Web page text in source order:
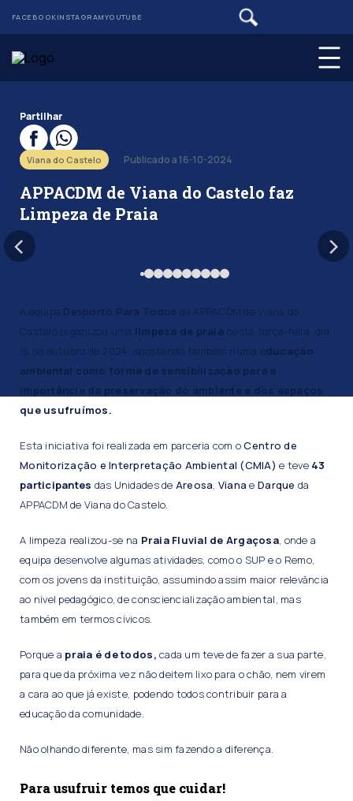
FACEBOOKINSTAGRAMYOUTUBE
Partilhar
Viana do Castelo Publicado a 16-10-2024
APPACDM de Viana do Castelo faz
Limpeza de Praia
A equipa Desporto Para Todos da APPACDM de Viana do
Castelo organizou uma limpeza de praia nesta terça-feira, dia
15 de outubro de 2024, apostando também numa educação
ambiental como forma de sensibilização para a
importância da preservação do ambiente e dos espaços
que usufruímos.
Esta iniciativa foi realizada em parceria com oCentro de
Monitorização e Interpretação Ambiental (CMIA) e teve 43
participantes das Unidades de Areosa, Viana e Darque da
APPACDM de Viana do Castelo.
A limpeza realizou-se na Praia Fluvial de Argaçosa, onde a
equipa desenvolve algumas atividades, como o SUP e o Remo,
com os jovens da instituição, assumindo assim maior relevância
ao nível pedagógico, de consciencialização ambiental, mas
também em termos cívicos.
Porque a praia é de todos, cada um teve de fazer a sua parte,
para que da próxima vez não deitem lixo para o chão, nem virem
a cara ao que já existe, podendo todos contribuir para a
educação da comunidade.
Não olhando diferente, mas sim fazendo a diferença.
Para usufruir temos que cuidar!